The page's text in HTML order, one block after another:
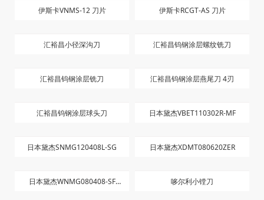
伊斯卡VNMS-12 刀片 伊斯卡RCGT-AS 刀片
汇裕昌小径深沟刀 汇裕昌钨钢涂层螺纹铣刀
汇裕昌钨钢涂层铣刀 汇裕昌钨钢涂层燕尾刀 4刃
汇裕昌钨钢涂层球头刀 日本黛杰VBET110302R-MF
日本黛杰SNMG120408L-SG 日本黛杰XDMT080620ZER
日本黛杰WNMG080408-SF 哆尔利小镗刀